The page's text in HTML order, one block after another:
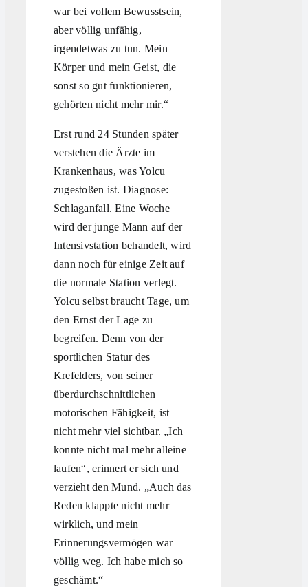
war bei vollem Bewusstsein,
aber völlig unfähig,
irgendetwas zu tun. Mein
Körper und mein Geist, die
sonst so gut funktionieren,
gehörten nicht mehr mir.“
Erst rund 24 Stunden später
verstehen die Ärzte im
Krankenhaus, was Yolcu
zugestoßen ist. Diagnose:
Schlaganfall. Eine Woche
wird der junge Mann auf der
Intensivstation behandelt, wird
dann noch für einige Zeit auf
die normale Station verlegt.
Yolcu selbst braucht Tage, um
den Ernst der Lage zu
begreifen. Denn von der
sportlichen Statur des
Krefelders, von seiner
überdurchschnittlichen
motorischen Fähigkeit, ist
nicht mehr viel sichtbar. „Ich
konnte nicht mal mehr alleine
laufen“, erinnert er sich und
verzieht den Mund. „Auch das
Reden klappte nicht mehr
wirklich, und mein
Erinnerungsvermögen war
völlig weg. Ich habe mich so
geschämt.“